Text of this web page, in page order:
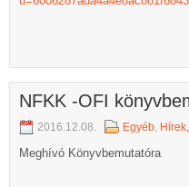
NFKK -OFI
2016.12.08. Egyéb,
Meghívó Könyvbemutatóra